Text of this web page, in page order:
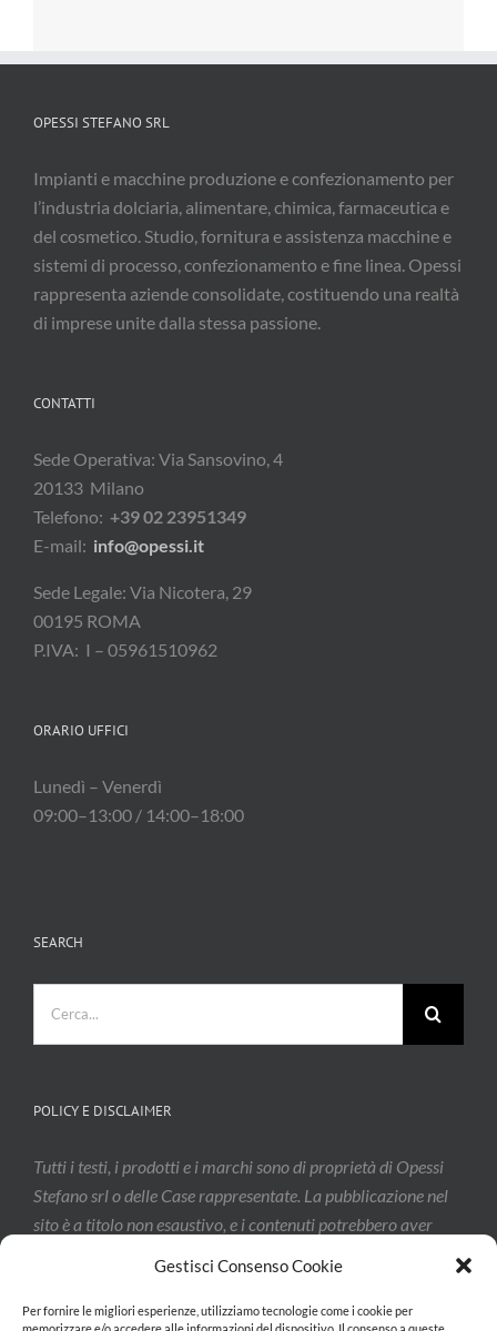
Gestisci Consenso Cookie
Per fornire le migliori esperienze, utilizziamo tecnologie come i cookie per
OPESSI STEFANO SRL
Impianti e macchine produzione e confezionamento per
l’industria dolciaria, alimentare, chimica, farmaceutica e
del cosmetico. Studio, fornitura e assistenza macchine e
sistemi di processo, confezionamento e fine linea. Opessi
rappresenta aziende consolidate, costituendo una realtà
di imprese unite dalla stessa passione.
CONTATTI
Sede Operativa: Via Sansovino, 4
20133 Milano
Telefono: +39 02 23951349
E-mail: info@opessi.it
Sede Legale: Via Nicotera, 29
00195 ROMA
P.IVA: I – 05961510962
ORARIO UFFICI
Lunedì – Venerdì
09:00–13:00 / 14:00–18:00
SEARCH
per:
POLICY E DISCLAIMER
Tutti i testi, i prodotti e i marchi sono di proprietà di Opessi
Stefano srl o delle Case rappresentate. La pubblicazione nel
sito è a titolo non esaustivo, e i contenuti potrebbero aver